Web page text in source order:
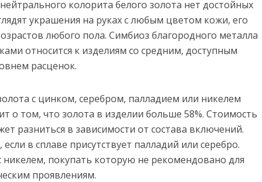
колорита белого золота нет достойных
украшения на руках с любым цветом кожи, его
любого пола. Симбиоз благородного металла
относится к изделиям со средним, доступным
расценок.
с цинком, серебром, палладием или никелем
о том, что золота в изделии больше 58%. Стоимость
разниться в зависимости от состава включений.
в сплаве присутствует палладий или серебро.
покупать которую не рекомендовано для
проявлениям.